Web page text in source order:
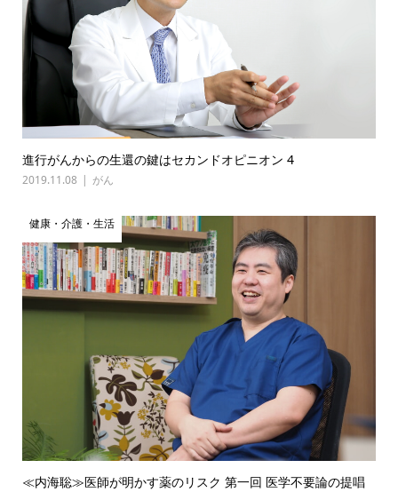
進行がんからの生還の鍵はセカンドオピニオン 4
2019.11.08 がん
健康・介護・生活
≪内海聡≫医師が明かす薬のリスク 第一回 医学不要論の提唱